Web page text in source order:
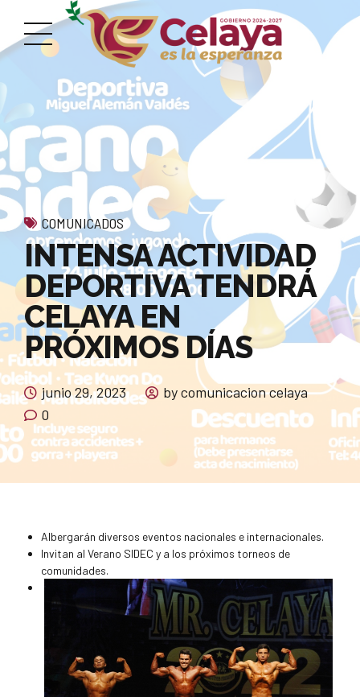
COMUNICADOS
INTENSA ACTIVIDAD
DEPORTIVA TENDRÁ
CELAYA EN
PRÓXIMOS DÍAS
junio 29, 2023
by comunicacion celaya
0
Albergarán diversos eventos nacionales e internacionales.
Invitan al Verano SIDEC y a los próximos torneos de
comunidades.